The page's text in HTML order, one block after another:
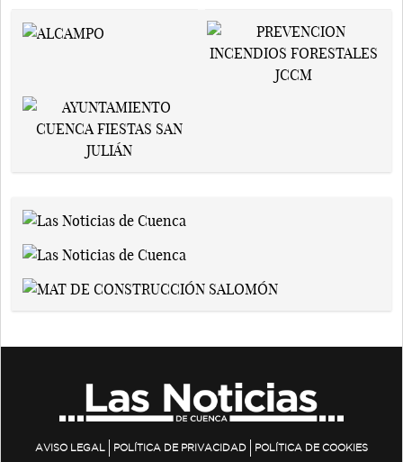
AVISO LEGAL POLÍTICA DE PRIVACIDAD POLÍTICA DE COOKIES